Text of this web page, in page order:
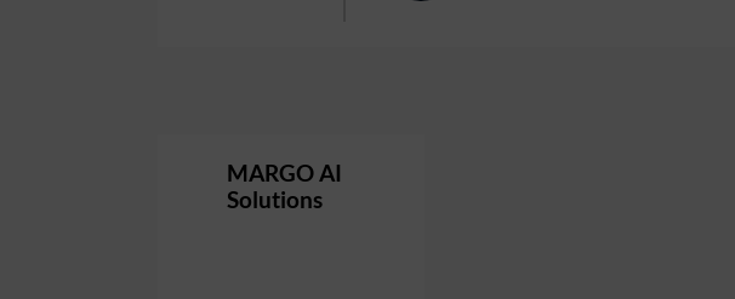
MARGO AI
Solutions